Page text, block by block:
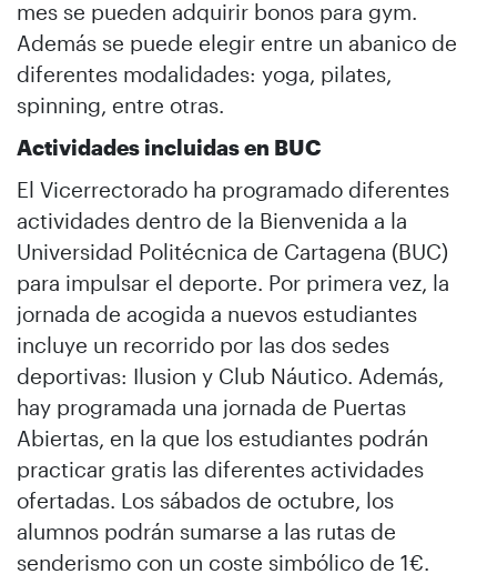
mes se pueden adquirir bonos para gym.
Además se puede elegir entre un abanico de
diferentes modalidades: yoga, pilates,
spinning, entre otras.
Actividades incluidas en BUC
El Vicerrectorado ha programado diferentes
actividades dentro de la Bienvenida a la
Universidad Politécnica de Cartagena (BUC)
para impulsar el deporte. Por primera vez, la
jornada de acogida a nuevos estudiantes
incluye un recorrido por las dos sedes
deportivas: Ilusion y Club Náutico. Además,
hay programada una jornada de Puertas
Abiertas, en la que los estudiantes podrán
practicar gratis las diferentes actividades
ofertadas. Los sábados de octubre, los
alumnos podrán sumarse a las rutas de
senderismo con un coste simbólico de 1€.